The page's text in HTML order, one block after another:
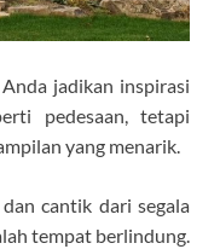
jadikan inspirasi
pedesaan, tetapi
yang menarik.
cantik dari segala
tempat berlindung.